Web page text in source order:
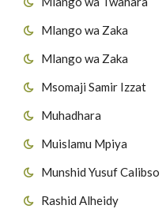
Mlango wa Zaka
Mlango wa Zaka
Msomaji Samir Izzat
Muhadhara
Muislamu Mpiya
Munshid Yusuf Calibso
Rashid Alheidy